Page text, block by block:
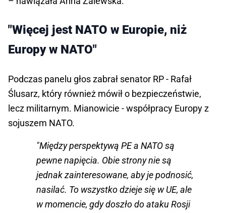
"Więcej jest NATO w Europie, niż
Europy w NATO"
Podczas panelu głos zabrał senator RP - Rafał
Ślusarz, który również mówił o bezpieczeństwie,
lecz militarnym. Mianowicie - współpracy Europy z
sojuszem NATO.
"Między perspektywą PE a NATO są
pewne napięcia. Obie strony nie są
jednak zainteresowane, aby je podnosić,
nasilać. To wszystko dzieje się w UE, ale
w momencie, gdy doszło do ataku Rosji